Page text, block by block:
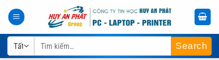
qua
nội
dung
Tìm